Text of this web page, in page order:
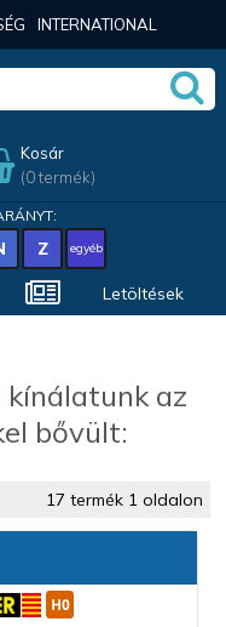
INTERNATIONAL
Kosár
(0 termék)
Z egyéb
Letöltések
az
bővült:
17 termék 1 oldalon